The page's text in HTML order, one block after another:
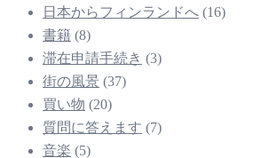
日本からフィンランドへ (16)
書籍 (8)
滞在申請手続き (3)
街の風景 (37)
買い物 (20)
質問に答えます (7)
音楽 (5)